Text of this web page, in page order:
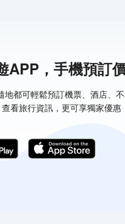
APP，手機預訂
地都可輕鬆預訂機票、酒店、
看旅行資訊，更可享獨家優惠